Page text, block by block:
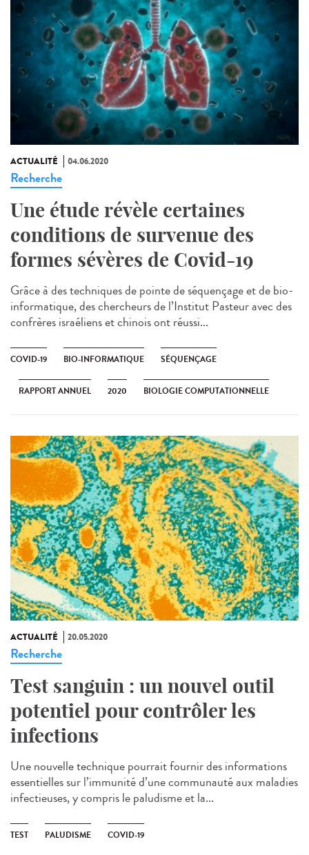
ACTUALITÉ 04.06.2020
Recherche
Une étude révèle certaines
conditions de survenue des
formes sévères de Covid-19
Grâce à des techniques de pointe de séquençage et de bio-
informatique, des chercheurs de l’Institut Pasteur avec des
confrères israéliens et chinois ont réussi...
COVID-19 BIO-INFORMATIQUE SÉQUENÇAGE
RAPPORT ANNUEL 2020 BIOLOGIE COMPUTATIONNELLE
ACTUALITÉ 20.05.2020
Recherche
Test sanguin : un nouvel outil
potentiel pour contrôler les
infections
Une nouvelle technique pourrait fournir des informations
essentielles sur l’immunité d’une communauté aux maladies
infectieuses, y compris le paludisme et la...
TEST PALUDISME COVID-19